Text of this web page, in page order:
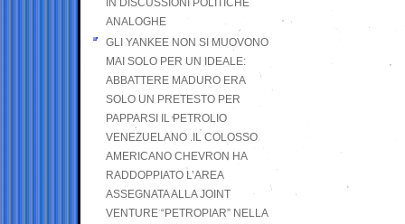
IN DISCUSSIONI POLITICHE
ANALOGHE
GLI YANKEE NON SI MUOVONO
MAI SOLO PER UN IDEALE:
ABBATTERE MADURO ERA
SOLO UN PRETESTO PER
PAPPARSI IL PETROLIO
VENEZUELANO .IL COLOSSO
AMERICANO CHEVRON HA
RADDOPPIATO L’AREA
ASSEGNATA ALLA JOINT
VENTURE “PETROPIAR” NELLA